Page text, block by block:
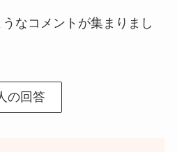
なコメントが集まりまし
の回答